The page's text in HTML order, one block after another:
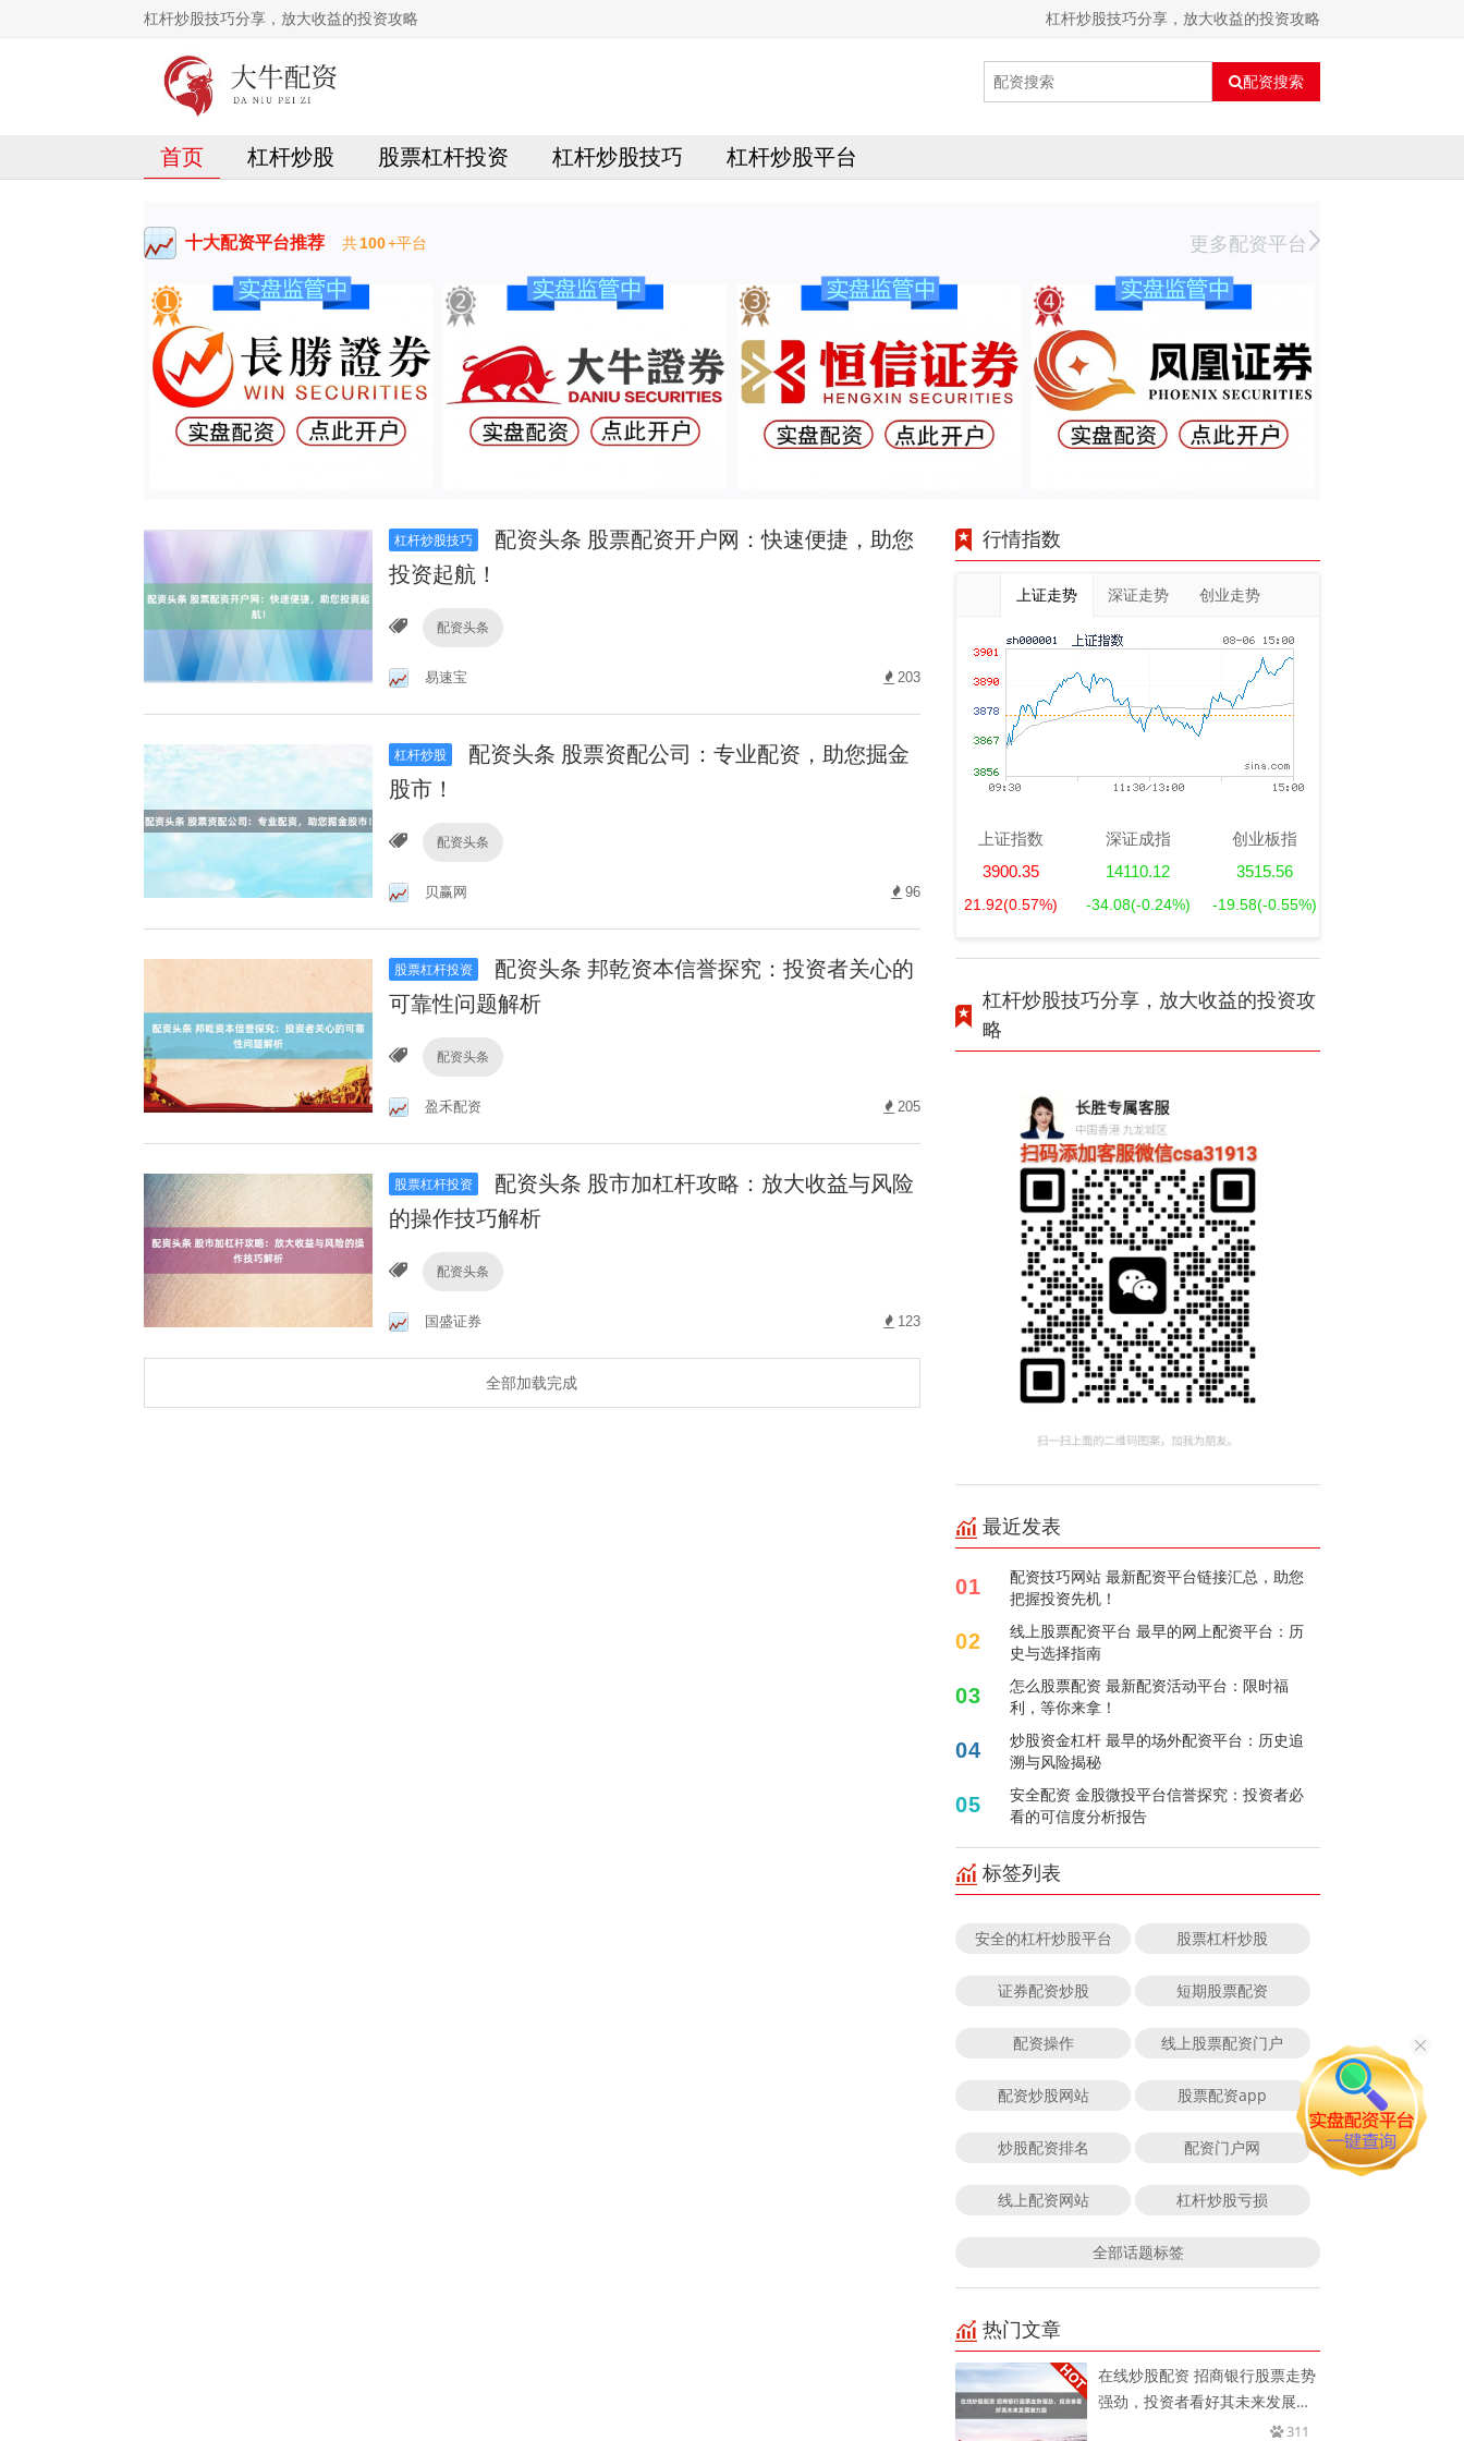
杠杆炒股技巧分享，放大收益的投资攻略 杠杆炒股技巧分享，放大收益的投资攻略
配资搜索
首页 杠杆炒股 股票杠杆投资 杠杆炒股技巧 杠杆炒股平台
十大配资平台推荐 共100+平台 更多配资平台
杠杆炒股技巧
配资头条 股票配资开户网：快速便捷，助您
投资起航！
配资头条
易速宝 203
杠杆炒股
配资头条 股票资配公司：专业配资，助您掘金
股市！
配资头条
贝赢网 96
股票杠杆投资
配资头条 邦乾资本信誉探究：投资者关心的
可靠性问题解析
配资头条
盈禾配资 205
股票杠杆投资
配资头条 股市加杠杆攻略：放大收益与风险
的操作技巧解析
配资头条
国盛证券 123
全部加载完成
行情指数
上证走势 深证走势 创业走势
上证指数
3900.35
21.92(0.57%)
深证成指
14110.12
-34.08(-0.24%)
创业板指
3515.56
-19.58(-0.55%)
杠杆炒股技巧分享，放大收益的投资攻
略
最近发表
01
配资技巧网站 最新配资平台链接汇总，助您
把握投资先机！
02
线上股票配资平台 最早的网上配资平台：历
史与选择指南
03
怎么股票配资 最新配资活动平台：限时福
利，等你来拿！
04
炒股资金杠杆 最早的场外配资平台：历史追
溯与风险揭秘
05
安全配资 金股微投平台信誉探究：投资者必
看的可信度分析报告
标签列表
安全的杠杆炒股平台 股票杠杆炒股
证券配资炒股 短期股票配资
配资操作 线上股票配资门户
配资炒股网站 股票配资app
炒股配资排名 配资门户网
线上配资网站 杠杆炒股亏损
全部话题标签
热门文章
在线炒股配资 招商银行股票走势
强劲，投资者看好其未来发展潜
311